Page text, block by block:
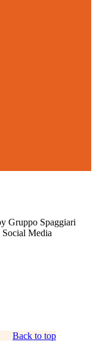
Gruppo Spaggiari
Media
Back to top